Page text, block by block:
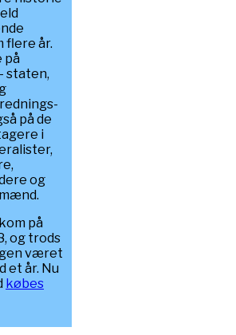
flere år.
på
staten,
på de
i
og
på
og trods
været
et år. Nu
købes